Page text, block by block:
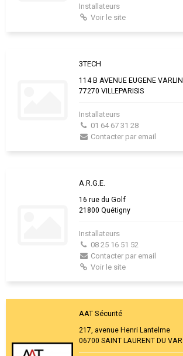
Installateurs
Voir le site
3TECH
114 B AVENUE EUGENE VARLIN
77270 VILLEPARISIS
Installateurs
01 64 67 31 28
Contacter par email
A.R.G.E.
16 rue du Golf
21800 Quétigny
Installateurs
08 25 16 51 52
Contacter par email
Voir le site
AAT Sécurité
217, avenue Henri Lantelme
06700 SAINT LAURENT DU VAR